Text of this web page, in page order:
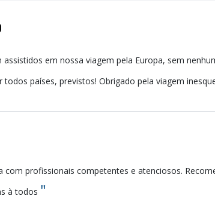
em nossa viagem pela Europa, sem
países, previstos! Obrigado pela viagem
com profissionais competentes e atenciosos.
à todos "